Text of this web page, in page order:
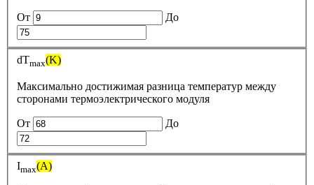
От До
dTmax(K)
Максимально достижимая разница температур между
сторонами термоэлектрического модуля
От До
Imax(A)